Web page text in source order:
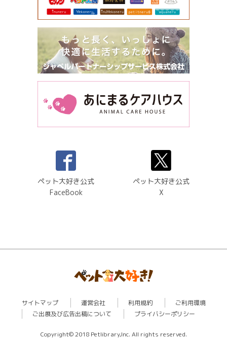
ペット大好き公式
FaceBook
ペット大好き公式
X
サイトマップ 運営会社 利用規約
ご利用環境
ご出展及び広告出稿について
プライバシーポリシー
Copyright© 2018 Petlibrary,Inc. All rights reserved.